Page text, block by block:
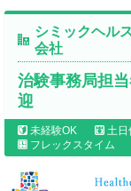
シミックヘル
会社
治験事務局担
迎
未経験OK 土日
フレックスタイム